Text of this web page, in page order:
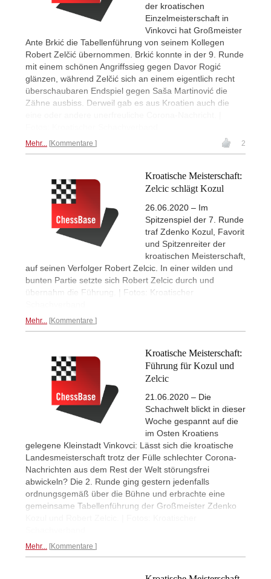
der kroatischen
Einzelmeisterschaft in
Vinkovci hat Großmeister
Ante Brkić die Tabellenführung von seinem Kollegen
Robert Zelčić übernommen. Brkić konnte in der 9. Runde
mit einem schönen Angriffssieg gegen Davor Rogić
glänzen, während Zelčić sich an einem eigentlich recht
überschaubaren Endspiel gegen Saša Martinović die
Zähne ausbiss. Derweil gab es aus Kroatien auch die
Mehr... Kommentare 2
Kroatische Meisterschaft:
Zelcic schlägt Kozul
26.06.2020 – Im
Spitzenspiel der 7. Runde
traf Zdenko Kozul, Favorit
und Spitzenreiter der
kroatischen Meisterschaft,
auf seinen Verfolger Robert Zelcic. In einer wilden und
bunten Partie setzte sich Robert Zelcic durch und
übernahm die Führung. | Fotos: Kroatischer
Mehr... Kommentare
Kroatische Meisterschaft:
Führung für Kozul und
Zelcic
21.06.2020 – Die
Schachwelt blickt in dieser
Woche gespannt auf die
im Osten Kroatiens
gelegene Kleinstadt Vinkovci: Lässt sich die kroatische
Landesmeisterschaft trotz der Fülle schlechter Corona-
Nachrichten aus dem Rest der Welt störungsfrei
abwickeln? Die 2. Runde ging gestern jedenfalls
ordnungsgemäß über die Bühne und erbrachte eine
gemeinsame Tabellenführung der Großmeister Zdenko
Mehr... Kommentare